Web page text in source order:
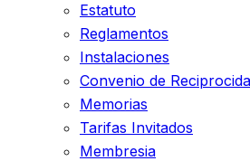
Estatuto
Reglamentos
Instalaciones
Convenio de
Memorias
Tarifas Invitados
Membresia